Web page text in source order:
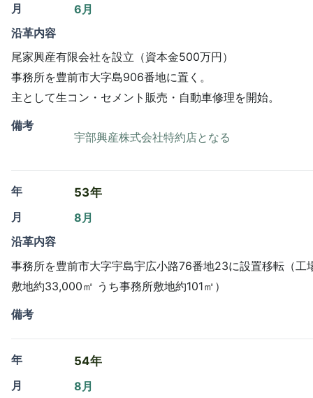
月
6月
沿革内容
尾家興産有限会社を設立（資本金500万円）
事務所を豊前市大字島906番地に置く。
主として生コン・セメント販売・自動車修理を開始。
備考
宇部興産株式会社特約店となる
年
53年
月
8月
沿革内容
事務所を豊前市大字宇島宇広小路76番地23に設置移転（工
敷地約33,000㎡ うち事務所敷地約101㎡）
備考
年
54年
月
8月